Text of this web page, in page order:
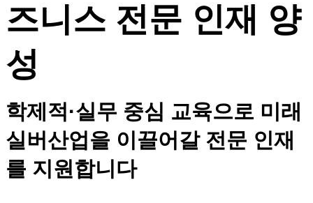
즈니스 전문 인재 양
성
학제적·실무 중심 교육으로 미래
실버산업을 이끌어갈 전문 인재
를 지원합니다